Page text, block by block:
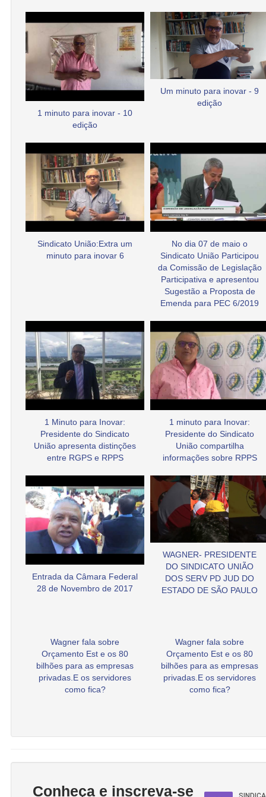
1 minuto para inovar - 10
edição
Um minuto para inovar - 9
edição
Sindicato União:Extra um
minuto para inovar 6
No dia 07 de maio o
Sindicato União Participou
da Comissão de Legislação
Participativa e apresentou
Sugestão a Proposta de
Emenda para PEC 6/2019
1 Minuto para Inovar:
Presidente do Sindicato
União apresenta distinções
entre RGPS e RPPS
1 minuto para Inovar:
Presidente do Sindicato
União compartilha
informações sobre RPPS
Entrada da Câmara Federal
28 de Novembro de 2017
WAGNER- PRESIDENTE
DO SINDICATO UNIÃO
DOS SERV PD JUD DO
ESTADO DE SÃO PAULO
Wagner fala sobre
Orçamento Est e os 80
bilhões para as empresas
privadas.E os servidores
como fica?
Wagner fala sobre
Orçamento Est e os 80
bilhões para as empresas
privadas.E os servidores
como fica?
Conheça e inscreva-se